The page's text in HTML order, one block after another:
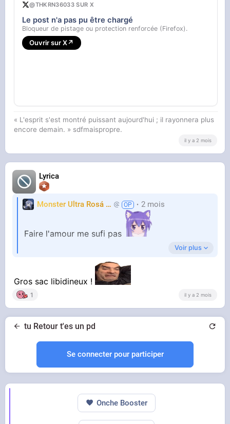
jour aussi
@THKRN36033 SUR X
Le post n'a pas pu être chargé
Bloqueur de pistage ou protection renforcée (Firefox).
Ouvrir sur X↗
« L'esprit s'est montré puissant aujourd'hui ; il rayonnera plus
encore demain. » sdfmaispropre.
il y a 2 mois
Lyrica
Monster Ultra Rosá
❤️ KheyFinito2 mois
Faire l'amour me sufi pas
Jai besoin de me masturber plusieurs fois par
jour aussi
Voir plus
Gros sac libidineux !
1 il y a 2 mois
tu Retour t'es un pd
Se connecter pour participer
Onche Booster